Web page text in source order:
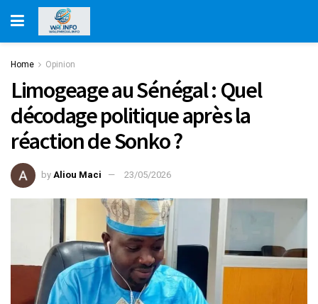
Home Opinion
Limogeage au Sénégal : Quel
décodage politique après la
réaction de Sonko ?
by Aliou Maci 23/05/2026